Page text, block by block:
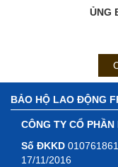
ỦNG
BẢO HỘ LAO ĐỘNG
CÔNG TY CỔ
Số ĐKKD
17/11/2016